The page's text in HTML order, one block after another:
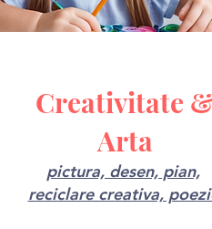
Creativitate
Arta
pictura, desen, pian,
reciclare creativa,